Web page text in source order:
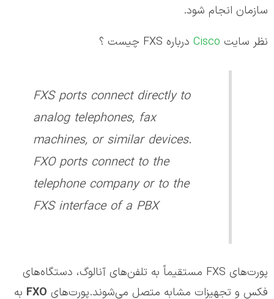
سازمان انجام شود.
نظر سایت Cisco درباره FXS چیست ؟
FXS ports connect directly to
analog telephones, fax
machines, or similar devices.
FXO ports connect to the
telephone company or to the
FXS interface of a PBX
پورت‌های FXS مستقیماً به تلفن‌های آنالوگ، دستگاه‌های
فکس و تجهیزات مشابه متصل می‌شوند.پورت‌های FXO به